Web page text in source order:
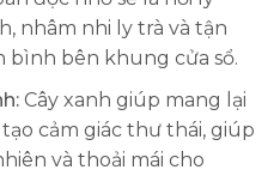
nhâm nhi ly trà và tận
bình bên khung cửa sổ.
Cây xanh giúp mang lại
cảm giác thư thái, giúp
và thoải mái cho